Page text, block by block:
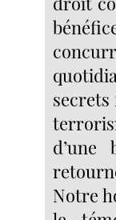
secrets
d’une
Notre